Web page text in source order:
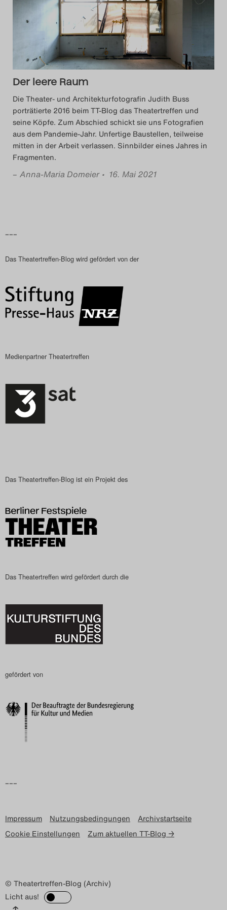
Das Theatertreffen-Blog
2014
Das Theatertreffen-Blog
Das Theatertreffen-Blog
2016
Das Theatertreffen-Blog
2017
2018 Alumni
Das Theatertreffen-Blog
2019
Das Theatertreffen-Blog
Das Theatertreffen-Blog
Das Theatertreffen-Blog
2023
Das Theatertreffen-Blog
2024
2025
Das Theatertreffen-Blog
Archiv
Impressum
Nutzungsbedingungen
Search
Der leere Raum
Die Theater- und Architekturfotografin Judith Buss
porträtierte 2016 beim TT-Blog das Theatertreffen und
seine Köpfe. Zum Abschied schickt sie uns Fotografien
aus dem Pandemie-Jahr. Unfertige Baustellen, teilweise
mitten in der Arbeit verlassen. Sinnbilder eines Jahres in
Fragmenten.
– Anna-Maria Domeier • 16. Mai 2021
–––
Das Theatertreffen-Blog wird gefördert von der
Medienpartner Theatertreffen
Das Theatertreffen-Blog ist ein Projekt des
Das Theatertreffen wird gefördert durch die
gefördert von
–––
Impressum Nutzungsbedingungen
Archivstartseite
Cookie Einstellungen
Zum aktuellen TT-Blog →
© Theatertreffen-Blog (Archiv)
Licht aus!